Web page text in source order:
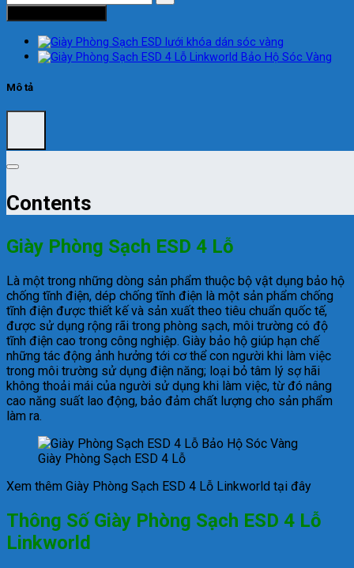
Mô tả
Contents
Giày Phòng Sạch ESD 4 Lỗ
Là một trong những dòng sản phẩm thuộc bộ vật dụng bảo hộ
chống tĩnh điện, dép chống tĩnh điện là một sản phẩm chống
tĩnh điện được thiết kế và sản xuất theo tiêu chuẩn quốc tế,
được sử dụng rộng rãi trong phòng sạch, môi trường có độ
tĩnh điện cao trong công nghiệp. Giày bảo hộ giúp hạn chế
những tác động ảnh hưởng tới cơ thể con người khi làm việc
trong môi trường sử dụng điện năng; loại bỏ tâm lý sợ hãi
không thoải mái của người sử dụng khi làm việc, từ đó nâng
cao năng suất lao động, bảo đảm chất lượng cho sản phẩm
làm ra.
Giày Phòng Sạch ESD 4 Lỗ
Xem thêm Giày Phòng Sạch ESD 4 Lỗ Linkworld tại đây
Thông Số Giày Phòng Sạch ESD 4 Lỗ
Linkworld